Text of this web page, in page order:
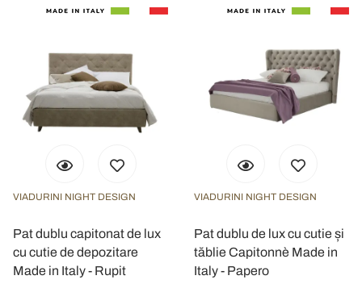
VIADURINI NIGHT DESIGN
Pat dublu capitonat de lux
cu cutie de depozitare
Made in Italy - Rupit
VIADURINI NIGHT DESIGN
Pat dublu de lux cu cutie și
tăblie Capitonnè Made in
Italy - Papero